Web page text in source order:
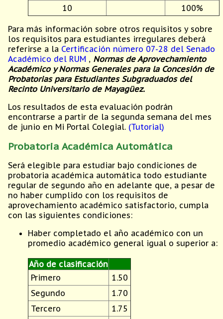
10
100%
Para más información sobre otros requisitos y sobre
los requisitos para estudiantes irregulares deberá
referirse a la Certificación número 07-28 del Senado
Académico del RUM , Normas de Aprovechamiento
Académico y Normas Generales para la Concesión de
Probatorias para Estudiantes Subgraduados del
Recinto Universitario de Mayagüez.
Los resultados de esta evaluación podrán
encontrarse a partir de la segunda semana del mes
de junio en Mi Portal Colegial. (Tutorial)
Probatoria Académica Automática
Será elegible para estudiar bajo condiciones de
probatoria académica automática todo estudiante
regular de segundo año en adelante que, a pesar de
no haber cumplido con los requisitos de
aprovechamiento académico satisfactorio, cumpla
con las siguientes condiciones:
Haber completado el año académico con un
promedio académico general igual o superior a:
Año de clasificación
Primero
1.50
Segundo
1.70
Tercero
1.75